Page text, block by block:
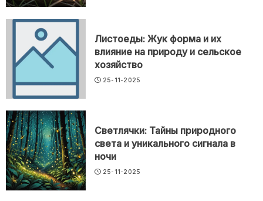
Листоеды: Жук форма и их
влияние на природу и сельское
хозяйство
25-11-2025
Светлячки: Тайны природного
света и уникального сигнала в
ночи
25-11-2025